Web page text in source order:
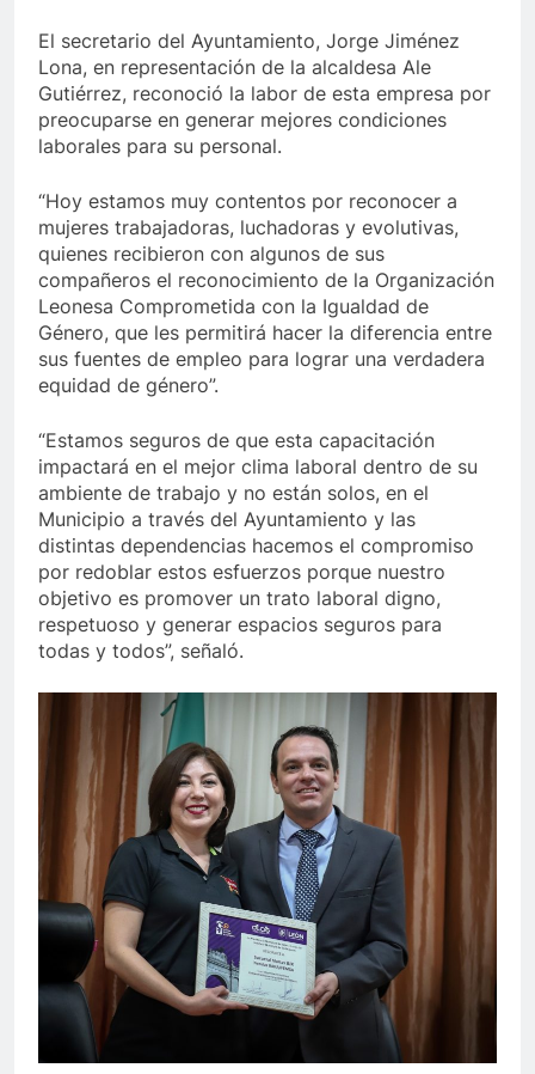
El secretario del Ayuntamiento, Jorge Jiménez
Lona, en representación de la alcaldesa Ale
Gutiérrez, reconoció la labor de esta empresa por
preocuparse en generar mejores condiciones
laborales para su personal.
“Hoy estamos muy contentos por reconocer a
mujeres trabajadoras, luchadoras y evolutivas,
quienes recibieron con algunos de sus
compañeros el reconocimiento de la Organización
Leonesa Comprometida con la Igualdad de
Género, que les permitirá hacer la diferencia entre
sus fuentes de empleo para lograr una verdadera
equidad de género”.
“Estamos seguros de que esta capacitación
impactará en el mejor clima laboral dentro de su
ambiente de trabajo y no están solos, en el
Municipio a través del Ayuntamiento y las
distintas dependencias hacemos el compromiso
por redoblar estos esfuerzos porque nuestro
objetivo es promover un trato laboral digno,
respetuoso y generar espacios seguros para
todas y todos”, señaló.